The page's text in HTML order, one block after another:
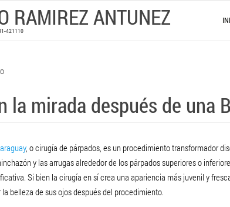
RAMIREZ ANTUNEZ
421110
la mirada después de una
, o cirugía de párpados, es un procedimiento transformador
y las arrugas alrededor de los párpados superiores o
Si bien la cirugía en sí crea una apariencia más juvenil y
belleza de sus ojos después del procedimiento.